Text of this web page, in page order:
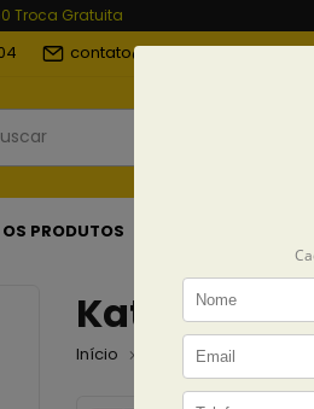
Troca Gratuita
contato@capsulashop.com.br
PRODUTOS
Katseye
Início Coleções